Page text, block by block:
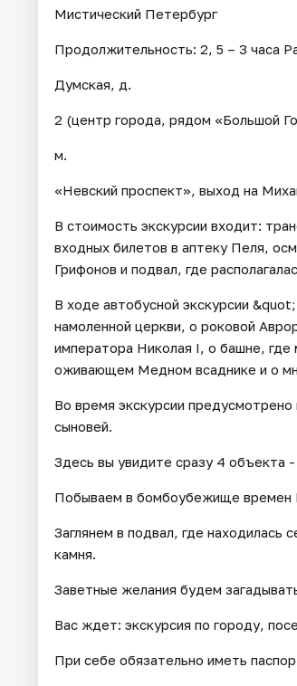
Мистический Петербург
Продолжительность: 2, 5 – 3 часа
Думская, д.
2 (центр города, рядом «Большой
м.
«Невский проспект», выход на
В стоимость экскурсии входит:
входных билетов в аптеку Пеля,
Грифонов и подвал, где
В ходе автобусной экскурсии
намоленной церкви, о роковой
императора Николая I, о башне,
оживающем Медном всаднике и о
Во время экскурсии
сыновей.
Здесь вы увидите сразу 4 объекта
Побываем в бомбоубежище времен
Заглянем в подвал, где находилась
камня.
Заветные желания будем
Вас ждет: экскурсия по городу,
При себе обязательно иметь